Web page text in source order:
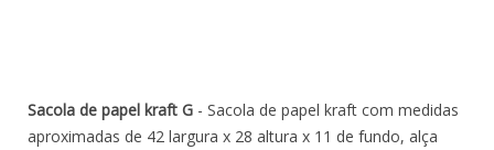
Sacola de papel kraft G - Sacola de papel kraft com medidas
aproximadas de 42 largura x 28 altura x 11 de fundo, alça